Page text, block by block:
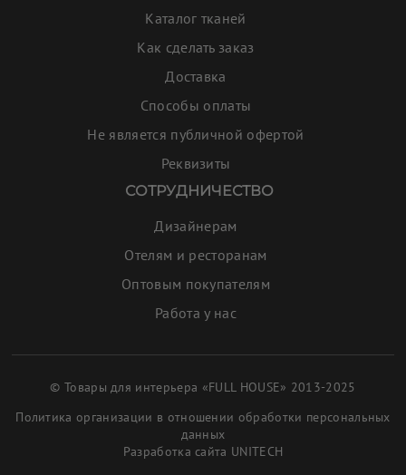
Каталог тканей
Как сделать заказ
Доставка
Способы оплаты
Не является публичной офертой
Реквизиты
СОТРУДНИЧЕСТВО
Дизайнерам
Отелям и ресторанам
Оптовым покупателям
Работа у нас
© Товары для интерьера «FULL HOUSE» 2013-2025
Политика организации в отношении обработки персональных
данных
Разработка сайта UNITECH